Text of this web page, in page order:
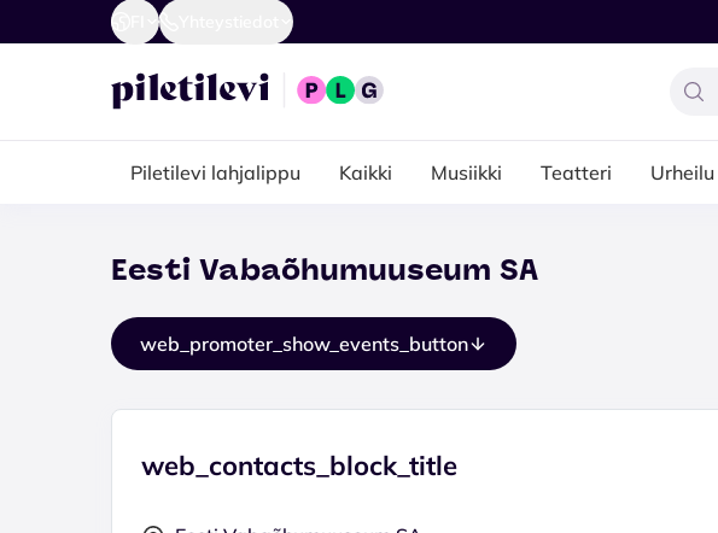
Piletilevi lahjalippu Kaikki Musiikki Teatteri Urheilu
Eesti Vabaõhumuuseum SA
web_promoter_show_events_button
web_contacts_block_title